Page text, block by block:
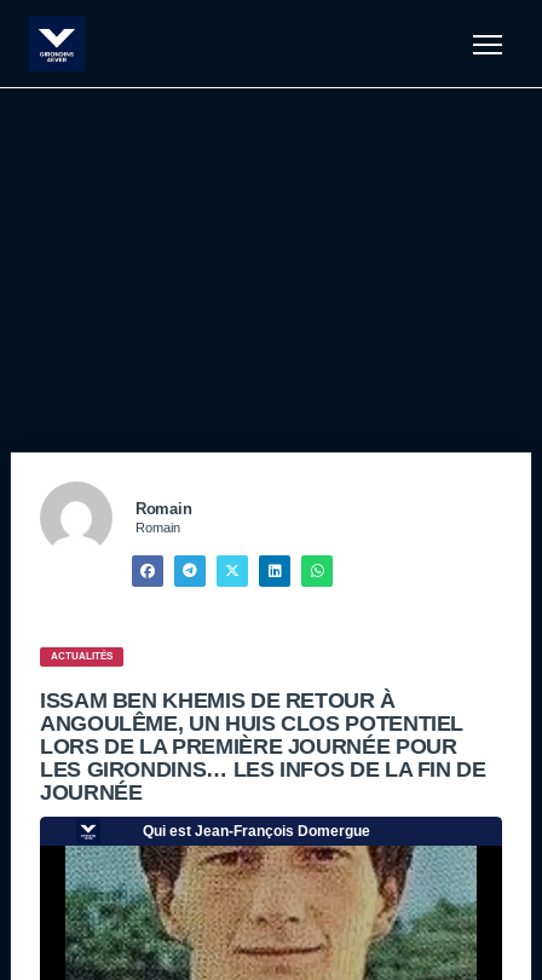
Romain
Romain
ACTUALITÉS
ISSAM BEN KHEMIS DE RETOUR À
ANGOULÊME, UN HUIS CLOS POTENTIEL
LORS DE LA PREMIÈRE JOURNÉE POUR
LES GIRONDINS… LES INFOS DE LA FIN DE
JOURNÉE